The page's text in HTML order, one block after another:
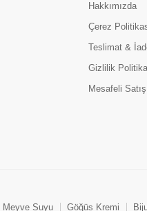
Hakkımızda
Çerez
Teslimat &
Gizlilik
Mesafeli
Meyve Suyu Göğüs Kremi